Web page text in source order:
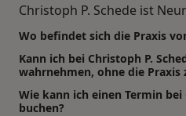
Christoph P. Schede ist
Wo befindet sich die Praxis
Kann ich bei Christoph P.
wahrnehmen, ohne die Praxis
Wie kann ich einen Termin bei
buchen?